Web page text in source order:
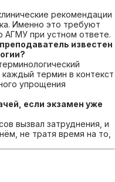
рекомендации
Именно это требуют
АГМУ при устном ответе.
известен
термин в контекст
упрощения
если экзамен уже
вызвал затруднения, и
не тратя время на то,